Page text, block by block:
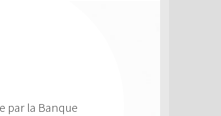
par la Banque